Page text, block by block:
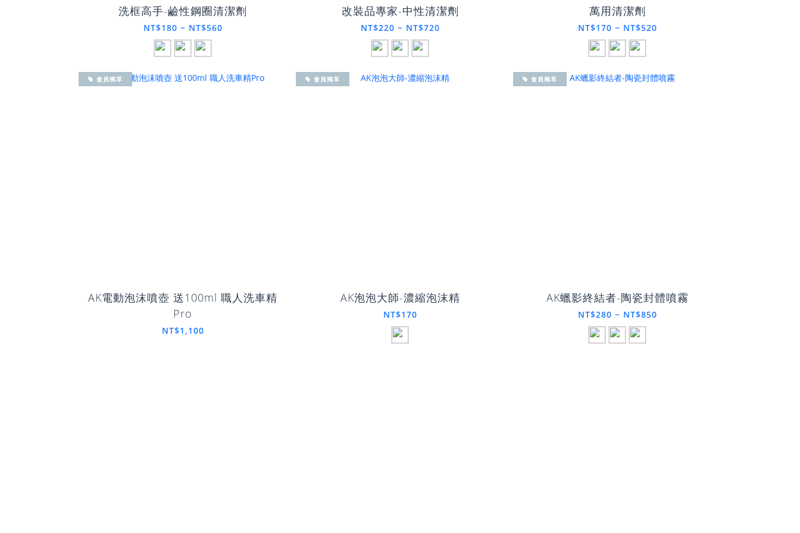
洗框高手-鹼性鋼圈清潔劑
NT$180 ~ NT$560
改裝品專家-中性清潔劑
NT$220 ~ NT$720
萬用清潔劑
NT$170 ~ NT$520
會員獨享
AK電動泡沫噴壺 送100ml 職人洗車精
Pro
NT$1,100
會員獨享
AK泡泡大師-濃縮泡沫精
NT$170
會員獨享
AK蠟影終結者-陶瓷封體噴霧
NT$280 ~ NT$850